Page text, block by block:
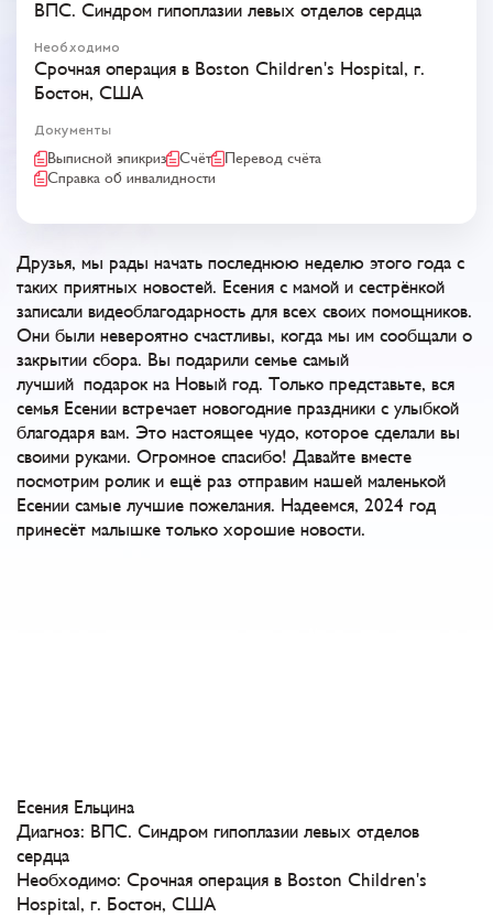
ВПС. Синдром гипоплазии левых отделов сердца
Необходимо
Cрочная операция в Boston Children's Hospital, г.
Бостон, США
Документы
Выписной эпикриз Счёт
Перевод счёта
Справка об инвалидности
Друзья, мы рады начать последнюю неделю этого года с
таких приятных новостей. Есения с мамой и сестрёнкой
записали видеоблагодарность для всех своих помощников.
Они были невероятно счастливы, когда мы им сообщали о
закрытии сбора. Вы подарили семье самый
лучший подарок на Новый год. Только представьте, вся
семья Есении встречает новогодние праздники с улыбкой
благодаря вам. Это настоящее чудо, которое сделали вы
своими руками. Огромное спасибо! Давайте вместе
посмотрим ролик и ещё раз отправим нашей маленькой
Есении самые лучшие пожелания. Надеемся, 2024 год
принесёт малышке только хорошие новости.
Есения Ельцина
Диагноз: ВПС. Синдром гипоплазии левых отделов
сердца
Необходимо: Cрочная операция в Boston Children's
Hospital, г. Бостон, США